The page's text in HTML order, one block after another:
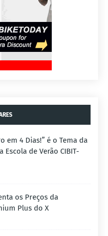
em 4 Dias!” é o Tema da
Escola de Verão CIBIT-
os Preços da
Plus do X